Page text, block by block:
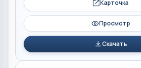
Карточка
Просмотр
Скачать